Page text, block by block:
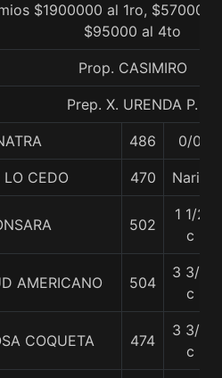
$1900000 al 1ro,
$95000 al 4to
Prop. CASIMIRO
Prep. X. URENDA P.
486 0/0
LO CEDO 470 Nariz
502
1 1/2
c
AMERICANO 504
3 3/4
c
COQUETA 474
3 3/4
c